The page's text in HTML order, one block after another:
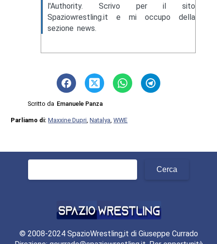
l'Authority. Scrivo per il sito
Spaziowrestling.it e mi occupo della
sezione news.
Scritto da Emanuele Panza
Parliamo di:Maxxine Dupri ,Natalya ,WWE
© 2008-2024 SpazioWrestling,it di Giuseppe Currado